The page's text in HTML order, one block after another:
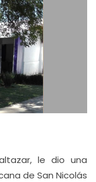
le dio una
de San Nicolás